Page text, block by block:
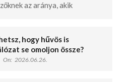
az aránya, akik
hogy hűvös is
se omoljon össze?
On: 2026.06.26.